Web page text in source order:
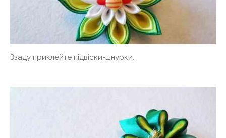
Ззаду приклейте підвіски-шнурки.